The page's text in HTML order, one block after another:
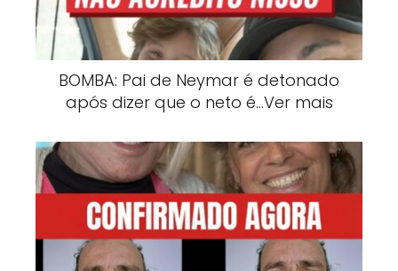
BOMBA: Pai de Neymar é detonado
após dizer que o neto é…Ver mais